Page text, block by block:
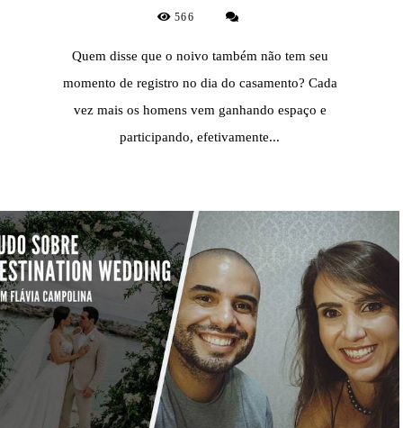
566
Quem disse que o noivo também não tem seu
momento de registro no dia do casamento? Cada
vez mais os homens vem ganhando espaço e
participando, efetivamente...